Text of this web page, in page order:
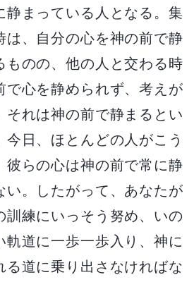
静まっている人となる。集
は、自分の心を神の前で静
ものの、他の人と交わる時
で心を静められず、考えが
それは神の前で静まるとい
今日、ほとんどの人がこう
彼らの心は神の前で常に静
い。したがって、あなたが
訓練にいっそう努め、いの
軌道に一歩一歩入り、神に
る道に乗り出さなければな